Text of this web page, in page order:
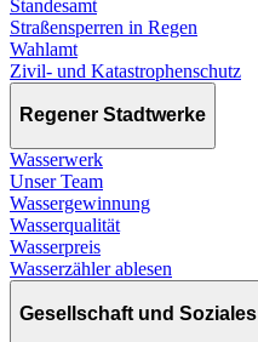
Standesamt
Straßensperren in Regen
Wahlamt
Zivil- und Katastrophenschutz
Regener Stadtwerke
Wasserwerk
Unser Team
Wassergewinnung
Wasserqualität
Wasserpreis
Wasserzähler ablesen
Gesellschaft und Soziales